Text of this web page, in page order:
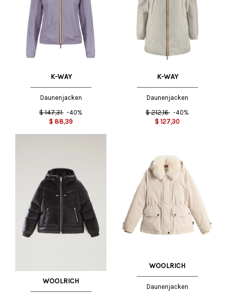
K-WAY
Daunenjacken
$ 147,31 -40%
$ 88,39
K-WAY
Daunenjacken
$ 212,16 -40%
$ 127,30
WOOLRICH
WOOLRICH
Daunenjacken